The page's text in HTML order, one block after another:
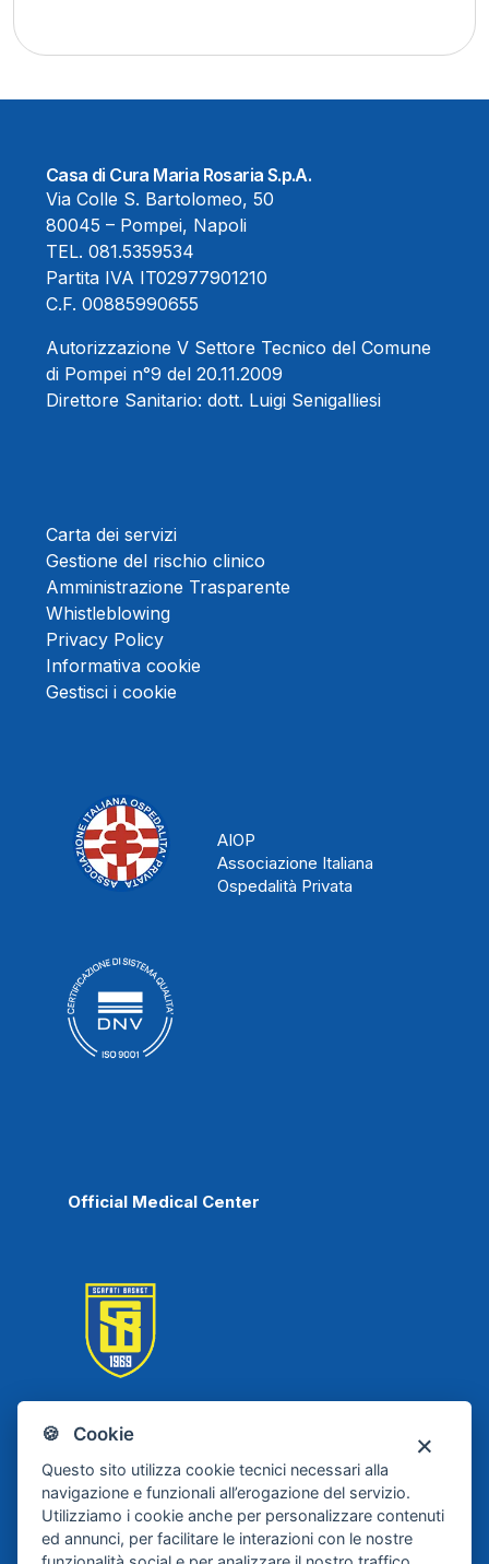
🍪 Cookie
Questo sito utilizza cookie tecnici necessari alla
navigazione e funzionali all’erogazione del servizio.
Utilizziamo i cookie anche per personalizzare contenuti
ed annunci, per facilitare le interazioni con le nostre
Casa di Cura Maria Rosaria S.p.A.
Via Colle S. Bartolomeo, 50
80045 – Pompei, Napoli
TEL. 081.5359534
Partita IVA IT02977901210
C.F. 00885990655
Autorizzazione V Settore Tecnico del Comune
di Pompei n°9 del 20.11.2009
Direttore Sanitario: dott. Luigi Senigalliesi
Carta dei servizi
Gestione del rischio clinico
Amministrazione Trasparente
Whistleblowing
Privacy Policy
Informativa cookie
Gestisci i cookie
AIOP
Associazione Italiana
Ospedalità Privata
Official Medical Center
Scafati Basket